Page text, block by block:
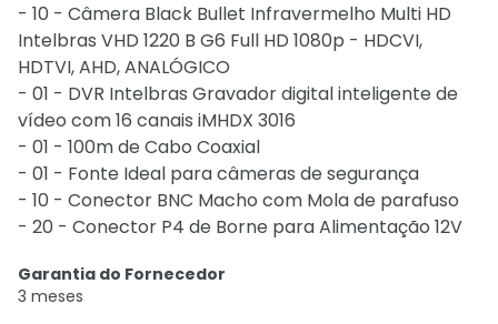
- 10 - Câmera Black Bullet Infravermelho Multi HD
Intelbras VHD 1220 B G6 Full HD 1080p - HDCVI,
HDTVI, AHD, ANALÓGICO
- 01 - DVR Intelbras Gravador digital inteligente de
vídeo com 16 canais iMHDX 3016
- 01 - 100m de Cabo Coaxial
- 01 - Fonte Ideal para câmeras de segurança
- 10 - Conector BNC Macho com Mola de parafuso
- 20 - Conector P4 de Borne para Alimentação 12V
Garantia do Fornecedor
3 meses